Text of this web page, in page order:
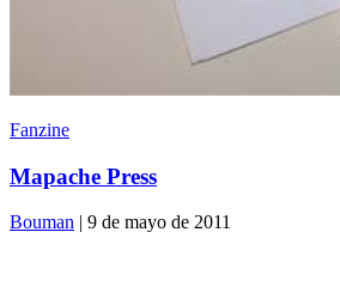
Fanzine
Mapache Press
Bouman | 9 de mayo de 2011